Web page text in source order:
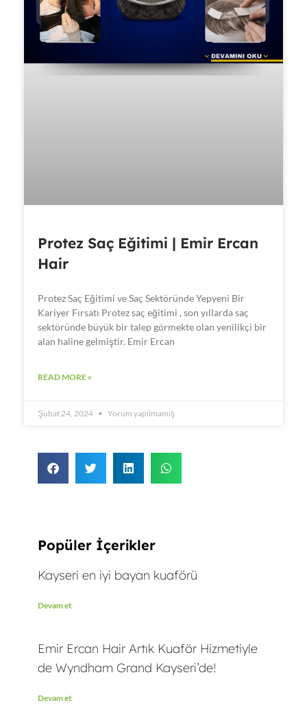
Protez Saç Eğitimi | Emir Ercan
Hair
Protez Saç Eğitimi ve Saç Sektöründe Yepyeni Bir
Kariyer Fırsatı Protez saç eğitimi , son yıllarda saç
sektöründe büyük bir talep görmekte olan yenilikçi bir
alan haline gelmiştir. Emir Ercan
READ MORE »
Şubat 24, 2024 Yorum yapılmamış
Popüler İçerikler
Kayseri en iyi bayan kuaförü
Devam et
Emir Ercan Hair Artık Kuaför Hizmetiyle
de Wyndham Grand Kayseri’de!
Devam et